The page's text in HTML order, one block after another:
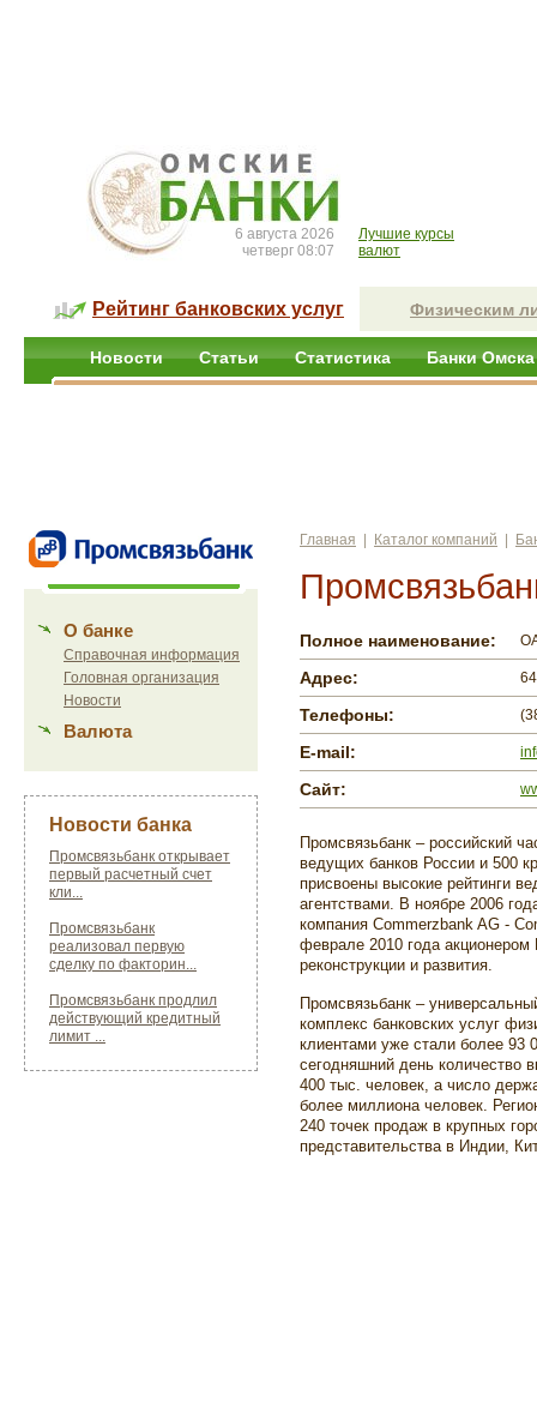
6 августа 2026
четверг 08:07
Лучшие курсы
валют
Рейтинг банковских услуг Физическим
Новости Статьи Статистика Банки Омска
О банке
Справочная информация
Головная организация
Новости
Валюта
Новости банка
Промсвязьбанк открывает
первый расчетный счет
кли...
Промсвязьбанк
реализовал первую
сделку по факторин...
Промсвязьбанк продлил
действующий кредитный
лимит ...
Главная Каталог компаний
Полное наименование:
Адрес:
Телефоны:
E-mail:
Сайт:
Промсвязьбанк – российский
ведущих банков России и 500
присвоены высокие рейтинги
агентствами. В ноябре 2006
компания Commerzbank AG -
феврале 2010 года акционером
реконструкции и развития.
Промсвязьбанк –
комплекс банковских услуг
клиентами уже стали более 93
сегодняшний день количество
400 тыс. человек, а число
более миллиона человек.
240 точек продаж в крупных
представительства в Индии,